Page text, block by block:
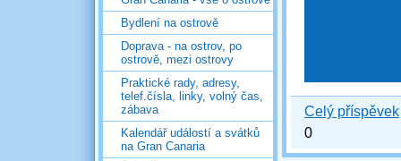
Bydlení na ostrově
Doprava - na ostrov, po
ostrově, mezi ostrovy
Praktické rady, adresy,
telef.čísla, linky, volný čas,
zábava
Kalendář událostí a svátků
na Gran Canaria
Celý příspěvek
0